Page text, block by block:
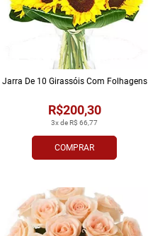
COMPRAR
3x de R$ 66,77
R$200,30
Jarra De 10 Girassóis Com Folhagens